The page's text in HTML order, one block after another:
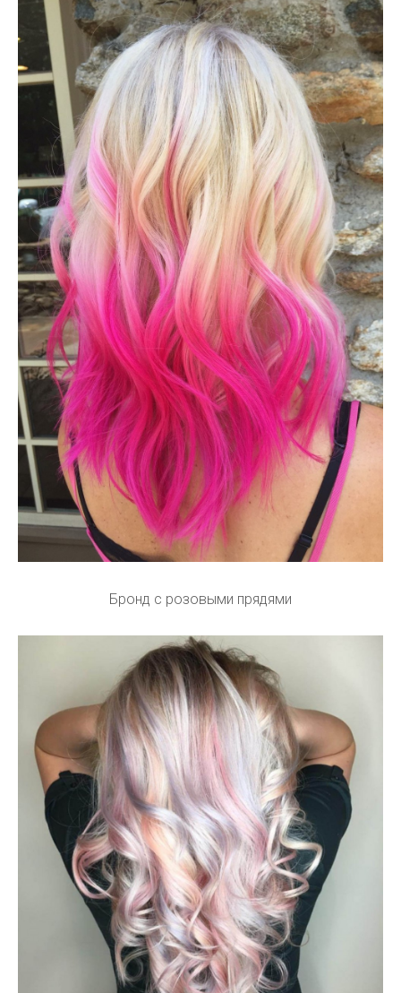
Бронд с розовыми прядями